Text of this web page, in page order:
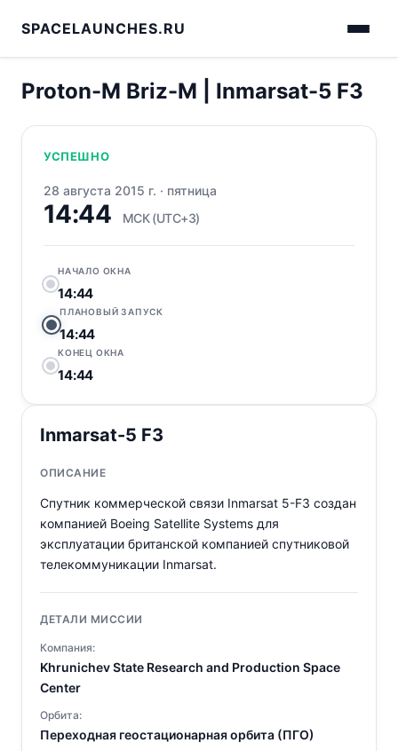
SPACELAUNCHES.RU
Proton-M Briz-M | Inmarsat-5 F3
УСПЕШНО
28 августа 2015 г. · пятница
14:44 МСК (UTC+3)
НАЧАЛО ОКНА
14:44
ПЛАНОВЫЙ ЗАПУСК
14:44
КОНЕЦ ОКНА
14:44
Inmarsat-5 F3
ОПИСАНИЕ
Спутник коммерческой связи Inmarsat 5-F3 создан
компанией Boeing Satellite Systems для
эксплуатации британской компанией спутниковой
телекоммуникации Inmarsat.
ДЕТАЛИ МИССИИ
Компания:
Khrunichev State Research and Production Space
Center
Орбита:
Переходная геостационарная орбита (ПГО)